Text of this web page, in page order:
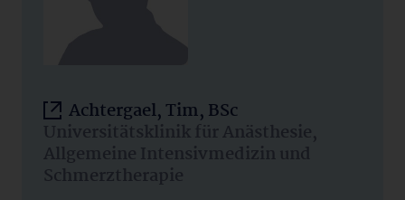
Achtergael, Tim, BSc
Universitätsklinik für Anästhesie,
Allgemeine Intensivmedizin und
Schmerztherapie